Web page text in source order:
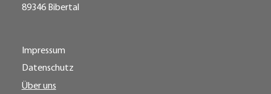
89346 Bibertal
Impressum
Datenschutz
Über uns